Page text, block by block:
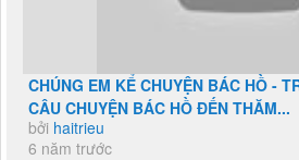
CHÚNG EM KỂ CHUYỆN BÁC HỒ -
CÂU CHUYỆN BÁC HỒ ĐẾN THĂM...
bởi haitrieu
6 năm trước